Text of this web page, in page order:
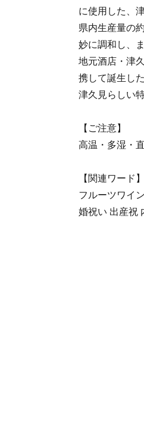
に使用した、
県内生産量の
妙に調和し、
地元酒店・津
携して誕生し
津久見らしい
【ご注意】
高温・多湿・
【関連ワード】
フルーツワイ
婚祝い 出産祝